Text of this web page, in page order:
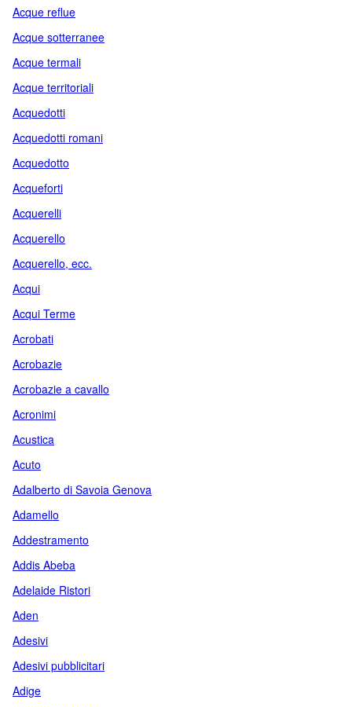
Acque reflue
Acque sotterranee
Acque termali
Acque territoriali
Acquedotti
Acquedotti romani
Acquedotto
Acqueforti
Acquerelli
Acquerello
Acquerello, ecc.
Acqui
Acqui Terme
Acrobati
Acrobazie
Acrobazie a cavallo
Acronimi
Acustica
Acuto
Adalberto di Savoia Genova
Adamello
Addestramento
Addis Abeba
Adelaide Ristori
Aden
Adesivi
Adesivi pubblicitari
Adige